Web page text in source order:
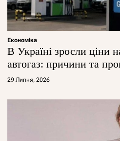
Економіка
В Україні зросли ціни
автогаз: причини та
29 Липня, 2026